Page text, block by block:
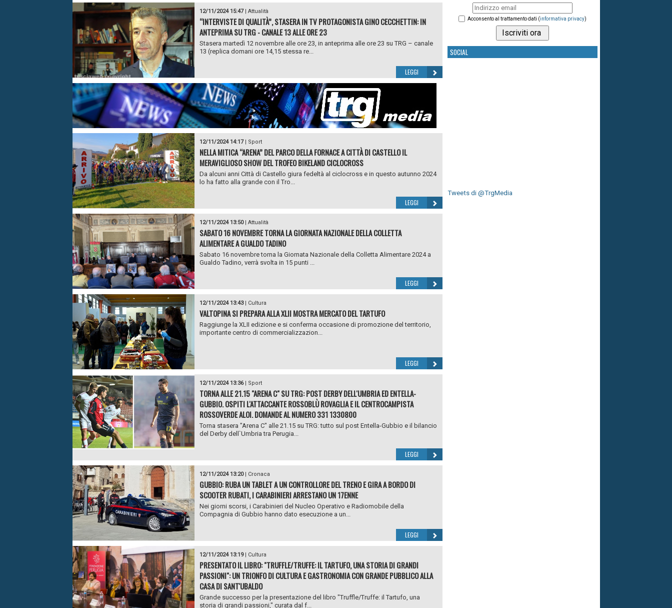
12/11/2024 15:47| Attualità
“INTERVISTE DI QUALITÀ”, STASERA IN TV PROTAGONISTA GINO CECCHETTIN: IN
ANTEPRIMA SU TRG - CANALE 13 ALLE ORE 23
Stasera martedì 12 novembre alle ore 23, in anteprima alle ore 23 su TRG – canale
13 (replica domani ore 14,15 stessa re...
LEGGI
12/11/2024 14:17| Sport
NELLA MITICA “ARENA” DEL PARCO DELLA FORNACE A CITTÀ DI CASTELLO IL
MERAVIGLIOSO SHOW DEL TROFEO BIKELAND CICLOCROSS
Da alcuni anni Città di Castello giura fedeltà al ciclocross e in questo autunno 2024
lo ha fatto alla grande con il Tro...
LEGGI
12/11/2024 13:50| Attualità
SABATO 16 NOVEMBRE TORNA LA GIORNATA NAZIONALE DELLA COLLETTA
ALIMENTARE A GUALDO TADINO
Sabato 16 novembre torna la Giornata Nazionale della Colletta Alimentare 2024 a
Gualdo Tadino, verrà svolta in 15 punti ...
LEGGI
12/11/2024 13:43| Cultura
VALTOPINA SI PREPARA ALLA XLII MOSTRA MERCATO DEL TARTUFO
Raggiunge la XLII edizione e si conferma occasione di promozione del territorio,
importante centro di commercializzazion...
LEGGI
12/11/2024 13:36| Sport
TORNA ALLE 21.15 "ARENA C" SU TRG: POST DERBY DELL'UMBRIA ED ENTELLA-
GUBBIO. OSPITI L'ATTACCANTE ROSSOBLÙ ROVAGLIA E IL CENTROCAMPISTA
ROSSOVERDE ALOI. DOMANDE AL NUMERO 331 1330800
Torna stasera "Arena C" alle 21.15 su TRG: tutto sul post Entella-Gubbio e il bilancio
del Derby dell`Umbria tra Perugia...
LEGGI
12/11/2024 13:20| Cronaca
GUBBIO: RUBA UN TABLET A UN CONTROLLORE DEL TRENO E GIRA A BORDO DI
SCOOTER RUBATI, I CARABINIERI ARRESTANO UN 17ENNE
Nei giorni scorsi, i Carabinieri del Nucleo Operativo e Radiomobile della
Compagnia di Gubbio hanno dato esecuzione a un...
LEGGI
12/11/2024 13:19| Cultura
PRESENTATO IL LIBRO: "TRUFFLE/TRUFFE: IL TARTUFO, UNA STORIA DI GRANDI
PASSIONI": UN TRIONFO DI CULTURA E GASTRONOMIA CON GRANDE PUBBLICO ALLA
CASA DI SANT'UBALDO
Grande successo per la presentazione del libro "Truffle/Truffe: il Tartufo, una
storia di grandi passioni," curata dal f...
Acconsento al trattamento dati (informativa privacy)
SOCIAL
Tweets di @TrgMedia